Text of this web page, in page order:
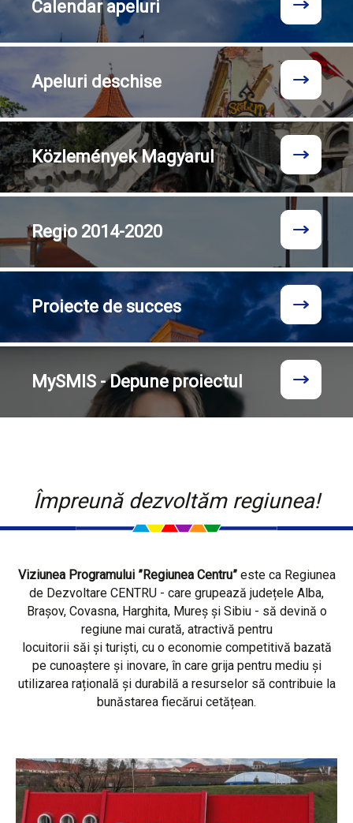
Calendarapeluri
Apeluri deschise
KözleményekMagyarul
Regio 2014-2020
Proiecte de succes
MySMIS - Depune proiectul
Împreună dezvoltăm regiunea!
Viziunea Programului ”Regiunea Centru”este ca Regiunea
de Dezvoltare CENTRU - care grupează județele Alba,
Brașov, Covasna, Harghita, Mureș și Sibiu - să devină o
regiune mai curată, atractivă pentru
locuitorii săi și turiști, cu o economie competitivă bazată
pe cunoaștere și inovare, în care grija pentru mediu și
utilizarea rațională și durabilă a resurselor să contribuie la
bunăstarea fiecărui cetățean.